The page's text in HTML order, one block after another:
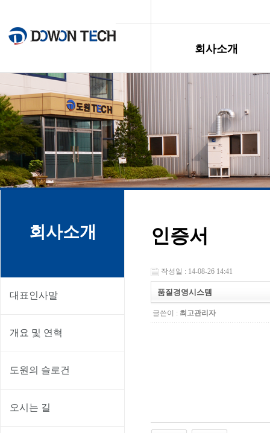
회사소개
회사소개
대표인사말
개요 및 연혁
도원의 슬로건
오시는 길
인증서
작성일 : 14-08-26 14:41
품질경영시스템
글쓴이 : 최고관리자